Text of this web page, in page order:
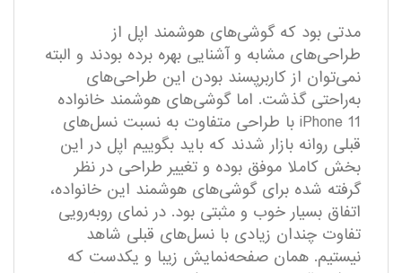
مدتی بود که گوشی‌های هوشمند اپل از
طراحی‌های مشابه و آشنایی بهره برده بودند و البته
نمی‌توان از کاربر‌پسند بودن این طراحی‌های
به‌راحتی گذشت. اما گوشی‌های هوشمند خانواده
iPhone 11 با طراحی متفاوت به نسبت نسل‌های
قبلی روانه بازار شدند که باید بگوییم اپل در این
بخش کاملا موفق بوده و تغییر طراحی در نظر
گرفته شده برای گوشی‌های هوشمند این خانواده،
اتفاق بسیار خوب و مثبتی بود. در نمای رو‌به‌رویی
تفاوت چندان زیادی با نسل‌های قبلی شاهد
نیستیم. همان صفحه‌نمایش زیبا و یکدست که